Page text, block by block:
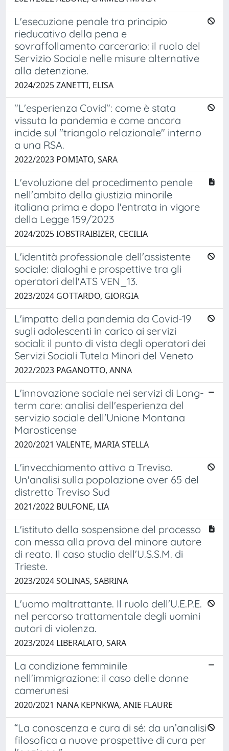
L'esecuzione penale tra principio
rieducativo della pena e
sovraffollamento carcerario: il ruolo del
Servizio Sociale nelle misure alternative
alla detenzione.
2024/2025 ZANETTI, ELISA
"L'esperienza Covid": come è stata
vissuta la pandemia e come ancora
incide sul "triangolo relazionale" interno
a una RSA.
2022/2023 POMIATO, SARA
L'evoluzione del procedimento penale
nell'ambito della giustizia minorile
italiana prima e dopo l'entrata in vigore
della Legge 159/2023
2024/2025 IOBSTRAIBIZER, CECILIA
L'identità professionale dell'assistente
sociale: dialoghi e prospettive tra gli
operatori dell'ATS VEN_13.
2023/2024 GOTTARDO, GIORGIA
L'impatto della pandemia da Covid-19
sugli adolescenti in carico ai servizi
sociali: il punto di vista degli operatori dei
Servizi Sociali Tutela Minori del Veneto
2022/2023 PAGANOTTO, ANNA
L'innovazione sociale nei servizi di Long-
term care: analisi dell'esperienza del
servizio sociale dell'Unione Montana
Marosticense
2020/2021 VALENTE, MARIA STELLA
L'invecchiamento attivo a Treviso.
Un'analisi sulla popolazione over 65 del
distretto Treviso Sud
2021/2022 BULFONE, LIA
L'istituto della sospensione del processo
con messa alla prova del minore autore
di reato. Il caso studio dell'U.S.S.M. di
Trieste.
2023/2024 SOLINAS, SABRINA
L'uomo maltrattante. Il ruolo dell'U.E.P.E.
nel percorso trattamentale degli uomini
autori di violenza.
2023/2024 LIBERALATO, SARA
La condizione femminile
nell'immigrazione: il caso delle donne
camerunesi
2020/2021 NANA KEPNKWA, ANIE FLAURE
“La conoscenza e cura di sé: da un’analisi
filosofica a nuove prospettive di cura per